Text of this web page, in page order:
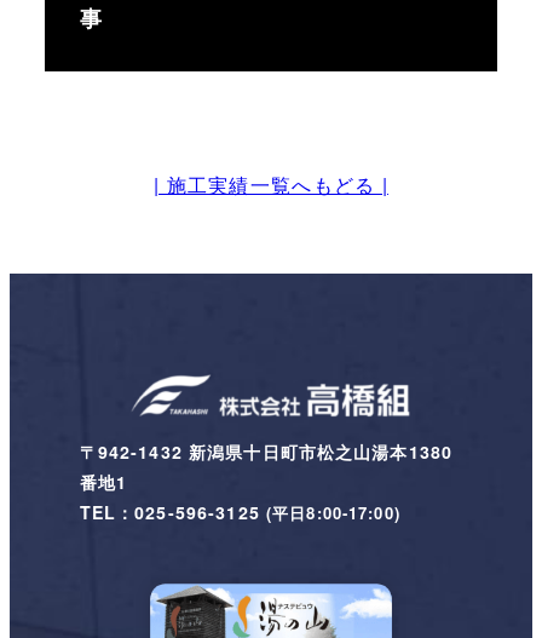
事
| 施工実績一覧へもどる |
〒942-1432 新潟県十日町市松之山湯本1380
番地1
TEL：025-596-3125 (平日8:00-17:00)